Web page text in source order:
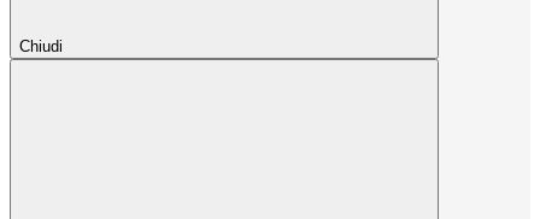
Chiudi